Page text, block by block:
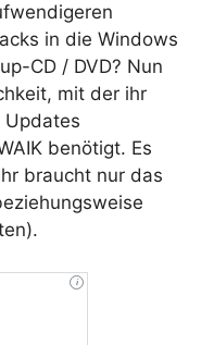
in die Windows
CD / DVD? Nun
mit der ihr
Updates
benötigt. Es
braucht nur das